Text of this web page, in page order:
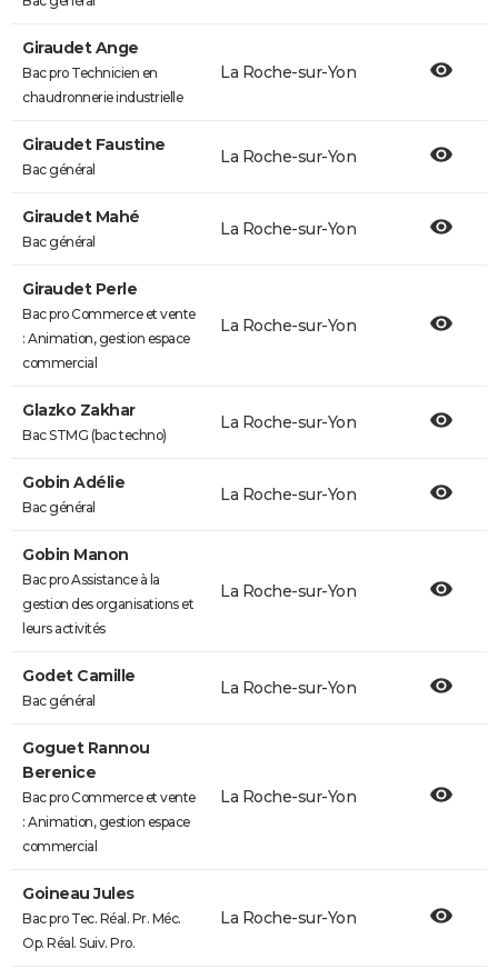
Giraudet Ange
Bac pro Technicien en
chaudronnerie industrielle
La Roche-sur-Yon
Giraudet Faustine
Bac général
La Roche-sur-Yon
Giraudet Mahé
Bac général
La Roche-sur-Yon
Giraudet Perle
Bac pro Commerce et vente
: Animation, gestion espace
commercial
La Roche-sur-Yon
Glazko Zakhar
Bac STMG (bac techno)
La Roche-sur-Yon
Gobin Adélie
Bac général
La Roche-sur-Yon
Gobin Manon
Bac pro Assistance à la
gestion des organisations et
leurs activités
La Roche-sur-Yon
Godet Camille
Bac général
La Roche-sur-Yon
Goguet Rannou
Berenice
Bac pro Commerce et vente
: Animation, gestion espace
commercial
La Roche-sur-Yon
Goineau Jules
Bac pro Tec. Réal. Pr. Méc.
Op. Réal. Suiv. Pro.
La Roche-sur-Yon